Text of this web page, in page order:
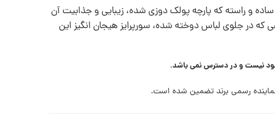
و راسته که پارچه پولک دوزی شده، زیبایی و جذابیت آن
که در جلوی لباس دوخته شده، سورپرایز هیجان انگیز این
نیست و در دسترس نمی باشد.
رسمی برند تضمین شده است.